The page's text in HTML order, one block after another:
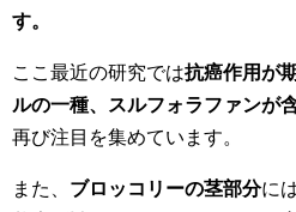
す。
ここ最近の研究では抗癌作用が
ルの一種、スルフォラファンが
再び注目を集めています。
また、 ブロッコリーの茎部分に